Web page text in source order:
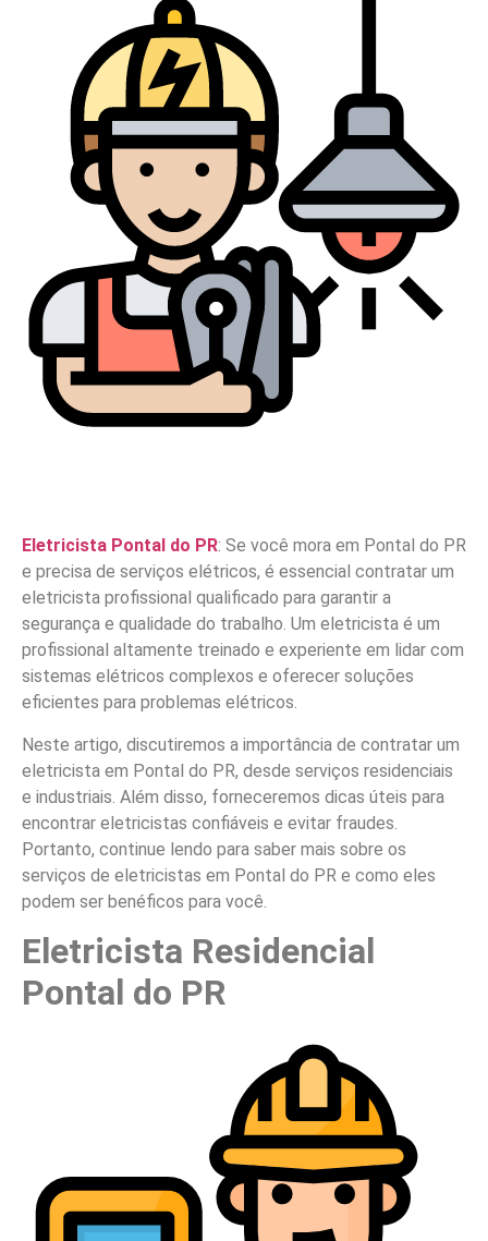
Eletricista Pontal do PR: Se você mora em Pontal do PR
e precisa de serviços elétricos, é essencial contratar um
eletricista profissional qualificado para garantir a
segurança e qualidade do trabalho. Um eletricista é um
profissional altamente treinado e experiente em lidar com
sistemas elétricos complexos e oferecer soluções
eficientes para problemas elétricos.
Neste artigo, discutiremos a importância de contratar um
eletricista em Pontal do PR, desde serviços residenciais
e industriais. Além disso, forneceremos dicas úteis para
encontrar eletricistas confiáveis e evitar fraudes.
Portanto, continue lendo para saber mais sobre os
serviços de eletricistas em Pontal do PR e como eles
podem ser benéficos para você.
Eletricista Residencial
Pontal do PR